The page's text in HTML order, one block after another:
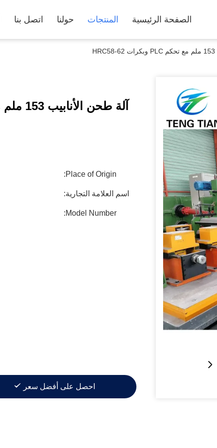
الصفحة الرئيسية المنتجات حولنا اتصل بنا
آلة طحن الأنابيب 153 ملم مع تحكم PLC وبكرات HRC58-62
Place of Origin:
اسم العلامة التجارية:
Model Number:
احصل على أفضل سعر